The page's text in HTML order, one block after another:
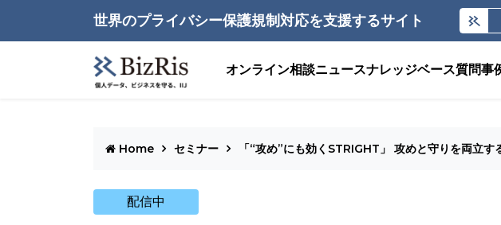
世界のプライバシー保護規制対応を支援するサイト
オンライン相談ニュースナレッジベース質問事
Home セミナー 「“攻め”にも効くSTRIGHT」 攻めと守りを両立
配信中